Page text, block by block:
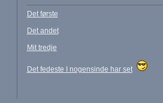
Det første
Det andet
Mit tredje
Det fedeste I nogensinde har set